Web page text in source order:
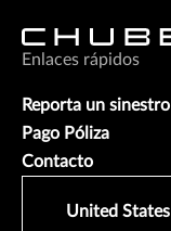
Enlaces rápidos
Reporta un sinestro
Pago Póliza
Contacto
United States